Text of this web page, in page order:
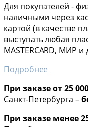
Для покупателей -
наличными через
картой (в качестве
выступать любая
MASTERCARD, МИР и
Подробнее
При заказе от 25
Санкт-Петербурга –
При заказе менее